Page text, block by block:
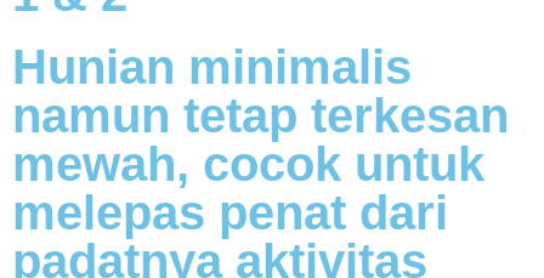
Hunian minimalis
namun tetap terkesan
mewah, cocok untuk
melepas penat dari
padatnya aktivitas